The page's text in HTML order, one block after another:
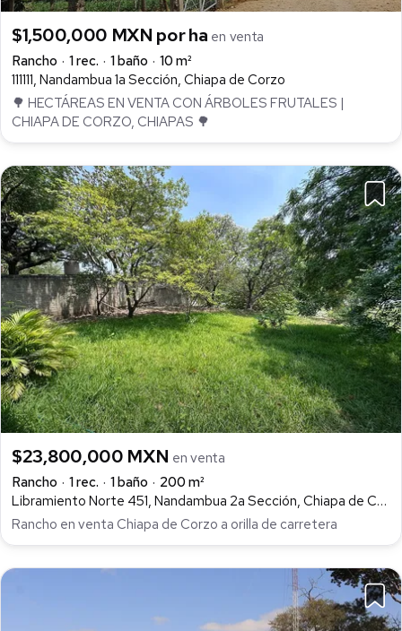
$1,500,000 MXN por ha en venta
Rancho
1 rec. 1 baño
10 m²
111111, Nandambua 1a Sección, Chiapa de Corzo
🌳 HECTÁREAS EN VENTA CON ÁRBOLES FRUTALES |
CHIAPA DE CORZO, CHIAPAS 🌳
$23,800,000 MXN en venta
Rancho
1 rec. 1 baño
200 m²
Libramiento Norte 451, Nandambua 2a Sección, Chiapa de Corzo
Rancho en venta Chiapa de Corzo a orilla de carretera